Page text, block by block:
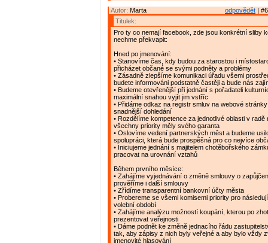
odpovědět |
Autor: Marta
Titulek:
Pro ty co nemají facebook, zde jsou konkrétní sliby
nechme překvapit:
Hned po jmenování:
• Stanovíme čas, kdy budou za starostou i
přicházet občané se svými podněty a problémy
• Zásadně zlepšíme komunikaci úřadu všemi
budete informováni podstatně častěji a bude nás
• Budeme otevřenější při jednání s pořadateli
maximální snahou vyjít jim vstříc
• Přidáme odkaz na registr smluv na webové
snadnější dohledání
• Rozdělíme kompetence za jednotlivé oblasti v radě
všechny priority měly svého garanta
• Oslovíme vedení partnerských měst a budeme
spolupráci, která bude prospěšná pro co nejvíce
• Iniciujeme jednání s majitelem chotěbořského
pracovat na urovnání vztahů
Během prvního měsíce:
• Zahájíme vyjednávání o změně smlouvy o
prověříme i další smlouvy
• Zřídíme transparentní bankovní účty města
• Probereme se všemi komisemi priority pro
volební období
• Zahájíme analýzu možností koupání, kterou po
prezentovat veřejnosti
• Dáme podnět ke změně jednacího řádu
tak, aby zápisy z nich byly veřejné a aby bylo vždy
jmenovité hlasování